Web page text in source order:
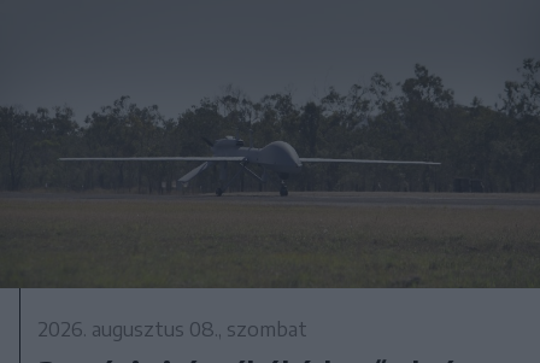
2026. augusztus 08., szombat